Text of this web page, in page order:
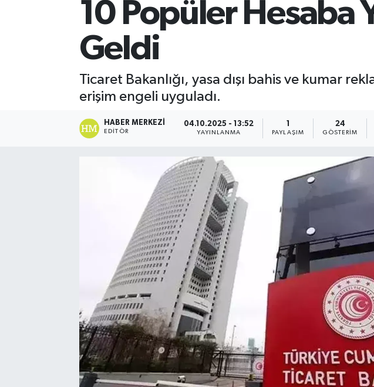
10 Popüler Hesaba
Geldi
Ticaret Bakanlığı, yasa dışı bahis ve kumar
erişim engeli uyguladı.
HABER MERKEZI
EDITÖR
04.10.2025 - 13:52
YAYINLANMA PAYLAŞIM
24
GÖSTERIM
Tüm Manşetler
Son Dakika Haberleri
Haber Arşivi